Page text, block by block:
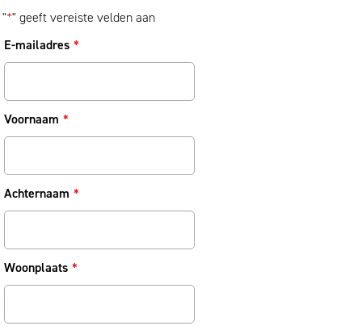
"*" geeft vereiste velden aan
E-mailadres *
Voornaam *
Achternaam *
Woonplaats *